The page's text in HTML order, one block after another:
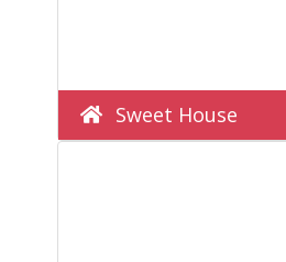
Sweet House